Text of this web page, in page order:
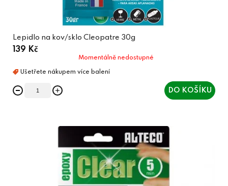
Lepidlo na kov/sklo Cleopatre 30g
139 Kč
Momentálně nedostupné
DO KOŠÍKU